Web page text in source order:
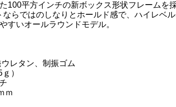
100平方インチの新ボックス形状フレームを採
らではのしなりとホールド感で、ハイレベ
すいオールラウンドモデル。
レタン、制振ゴム
）
ｍ